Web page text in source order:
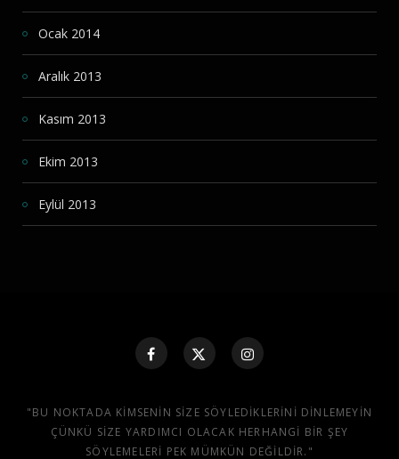
Ocak 2014
Aralık 2013
Kasım 2013
Ekim 2013
Eylül 2013
"BU NOKTADA KIMSENIN SIZE SÖYLEDIKLERINI DINLEMEYIN
ÇÜNKÜ SIZE YARDIMCI OLACAK HERHANGI BIR ŞEY
SÖYLEMELERI PEK MÜMKÜN DEĞILDIR."